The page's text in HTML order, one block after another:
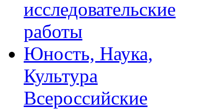
исследовательские
работы
Юность, Наука,
Культура
Всероссийские